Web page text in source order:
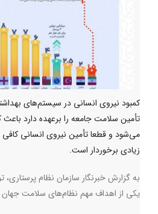
کمبود نیروی انسانی در سیستم‌های
تأمین سلامت جامعه را برعهده دارد
می‌شود و قطعا تأمین نیروی انسانی
زیادی برخوردار است.
به گزارش خبرنگار سازمان نظام
یکی از اهداف مهم نظام‌های سلامت جهان